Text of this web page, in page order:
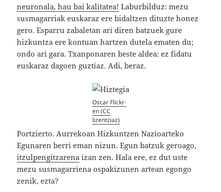
neuronala, hau bai kalitatea! Laburbilduz: mezu
susmagarriak euskaraz ere bidaltzen dituzte honez
gero. Esparru zabaletan ari diren batzuek gure
hizkuntza ere kontuan hartzen dutela ematen du;
ondo ari gara. Txanponaren beste aldea: ez fidatu
euskaraz dagoen guztiaz. Adi, beraz.
Oscar Flickr-
en (CC
lizentziaz)
Portzierto. Aurrekoan Hizkuntzen Nazioarteko
Egunaren berri eman nizun. Egun batzuk geroago,
itzulpengitzarena izan zen. Hala ere, ez dut uste
mezu susmagarriena ospakizunen artean egongo
zenik, ezta?